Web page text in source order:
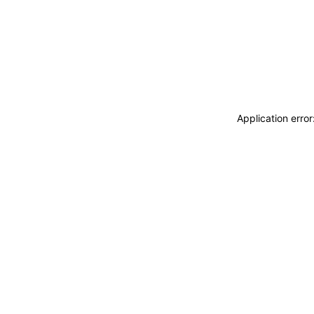
Application